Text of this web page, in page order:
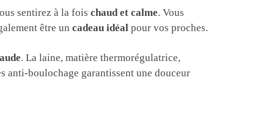
sentirez à la foischaud et calme. Vous
être uncadeau idéal pour vos proches.
. La laine, matière thermorégulatrice,
anti-boulochage garantissent une douceur